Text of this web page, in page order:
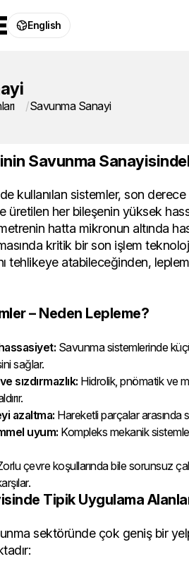
English
Savunma Sanayi
Savunma
kullanılan sistemler, son derece
üretilen her bileşenin yüksek
hatta mikronun altında
kritik bir son işlem
tehlikeye atabileceğinden,
– Neden Lepleme?
Savunma sistemlerinde
sağlar.
sızdırmazlık: Hidrolik, pnömatik ve
azaltma: Hareketli parçalar arasında
uyum: Kompleks mekanik
çevre koşullarında bile sorunsuz
Tipik Uygulama
sektöründe çok geniş bir